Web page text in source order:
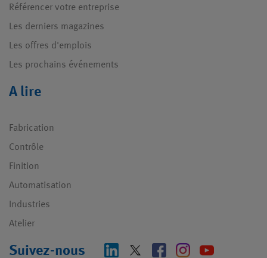
Référencer votre entreprise
Les derniers magazines
Les offres d'emplois
Les prochains événements
A lire
Fabrication
Contrôle
Finition
Automatisation
Industries
Atelier
Suivez-nous